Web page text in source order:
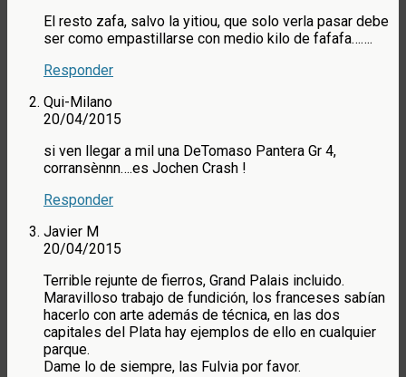
El resto zafa, salvo la yitiou, que solo verla pasar debe
ser como empastillarse con medio kilo de fafafa…….
Responder
Qui-Milano
20/04/2015
si ven llegar a mil una DeTomaso Pantera Gr 4,
corransènnn….es Jochen Crash !
Responder
Javier M
20/04/2015
Terrible rejunte de fierros, Grand Palais incluido.
Maravilloso trabajo de fundición, los franceses sabían
hacerlo con arte además de técnica, en las dos
capitales del Plata hay ejemplos de ello en cualquier
parque.
Dame lo de siempre, las Fulvia por favor.